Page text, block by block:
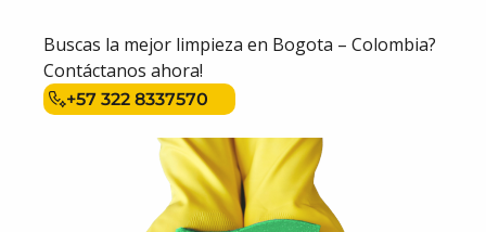
De
Mascotas
Buscas la mejor limpieza en Bogota – Colombia?
Contáctanos ahora!
+57 322 8337570
+57 322
8337570